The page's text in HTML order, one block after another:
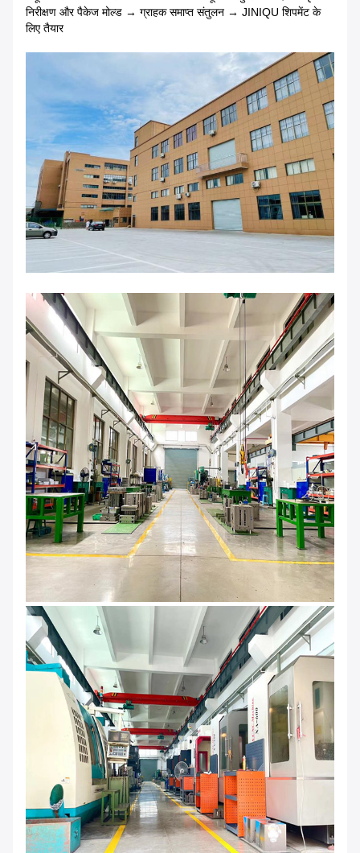
निरीक्षण और पैकेज मोल्ड → ग्राहक समाप्त संतुलन → JINIQU शिपमेंट के
लिए तैयार